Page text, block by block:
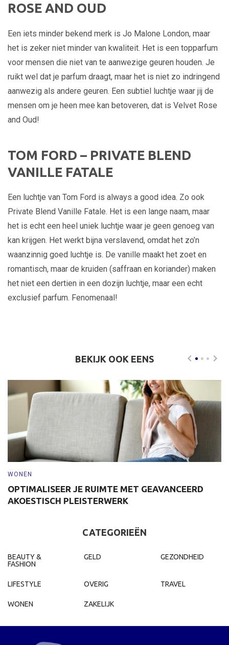
ROSE AND OUD
Een iets minder bekend merk is Jo Malone London, maar
het is zeker niet minder van kwaliteit. Het is een topparfum
voor mensen die niet van te aanwezige geuren houden. Je
ruikt wel dat je parfum draagt, maar het is niet zo indringend
aanwezig als andere geuren. Een subtiel luchtje waar jij de
mensen om je heen mee kan betoveren, dat is Velvet Rose
and Oud!
TOM FORD – PRIVATE BLEND
VANILLE FATALE
Een luchtje van Tom Ford is always a good idea. Zo ook
Private Blend Vanille Fatale. Het is een lange naam, maar
het is echt een heel uniek luchtje waar je geen genoeg van
kan krijgen. Het werkt bijna verslavend, omdat het zo’n
waanzinnig goed luchtje is. De vanille maakt het zoet en
romantisch, maar de kruiden (saffraan en koriander) maken
het niet een dertien in een dozijn luchtje, maar een echt
exclusief parfum. Fenomenaal!
BEKIJK OOK EENS
WONEN
OPTIMALISEER JE RUIMTE MET GEAVANCEERD
AKOESTISCH PLEISTERWERK
CATEGORIEËN
BEAUTY &
FASHION
GELD GEZONDHEID
LIFESTYLE OVERIG TRAVEL
WONEN ZAKELIJK